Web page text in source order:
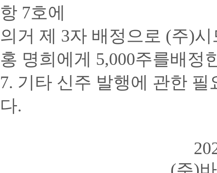
항 7호에
의거 제 3자 배정으로 (주)시
홍 명희에게 5,000주를배정
7. 기타 신주 발행에 관한
다.